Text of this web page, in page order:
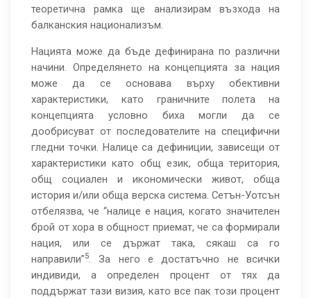
теоретична рамка ще анализирам възхода на
балканския национализъм.
Нацията може да бъде дефинирана по различни
начини. Определянето на концепцията за нация
може да се основава върху обективни
характеристики, като граничните полета на
концепцията условно биха могли да се
дообрисуват от последователите на специфични
гледни точки. Налице са дефиниции, зависещи от
характеристики като общ език, обща територия,
общ социален и икономически живот, обща
история и/или обща верска система. Сетън-Уотсън
отбелязва, че “налице е нация, когато значителен
брой от хора в общност приемат, че са формирали
нация, или се държат така, сякаш са го
направили”5. За него е достатъчно не всички
индивиди, а определен процент от тях да
поддържат тази визия, като все пак този процент